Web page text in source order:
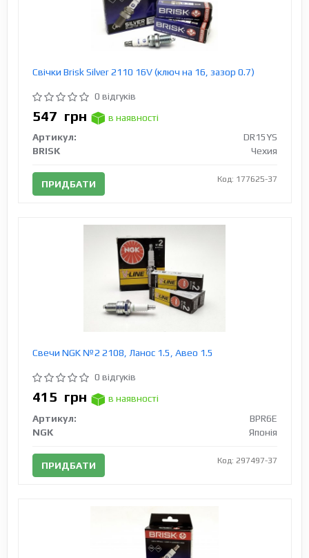
Свічки Brisk Silver 2110 16V (ключ на 16, зазор 0.7)
0 відгуків
547 грн
в наявності
Артикул:
DR15YS
BRISK
Чехия
ПРИДБАТИ Код: 177625-37
Свечи NGK №2 2108, Ланос 1.5, Авео 1.5
0 відгуків
415 грн
в наявності
Артикул:
BPR6E
NGK
Японія
ПРИДБАТИ Код: 297497-37